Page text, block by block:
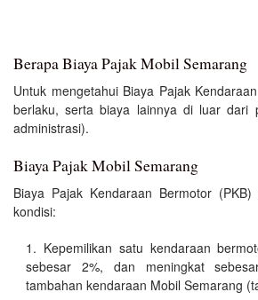
Berapa Biaya Pajak Mobil Semarang
Untuk mengetahui Biaya Pajak
berlaku, serta biaya lainnya di luar dari
administrasi).
Biaya Pajak Mobil Semarang
Biaya Pajak Kendaraan Bermotor
kondisi:
Kepemilikan satu kendaraan
sebesar 2%, dan meningkat
tambahan kendaraan Mobil Semarang